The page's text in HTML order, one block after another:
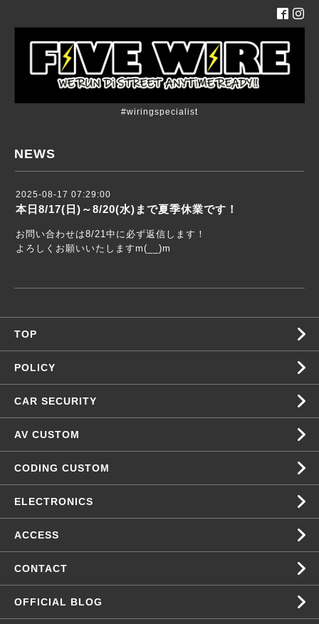
#wiringspecialist
NEWS
2025-08-17 07:29:00
本日8/17(日)～8/20(水)まで夏季休業です！
お問い合わせは8/21中に必ず返信します！
よろしくお願いいたしますm(__)m
TOP
POLICY
CAR SECURITY
AV CUSTOM
CODING CUSTOM
ELECTRONICS
ACCESS
CONTACT
OFFICIAL BLOG